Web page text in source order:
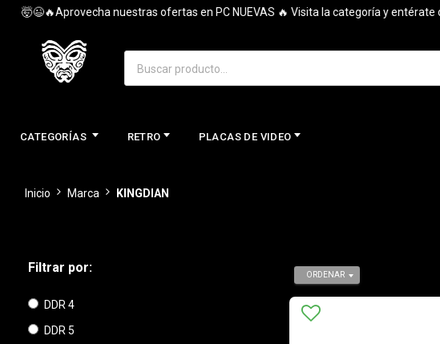
nuestras ofertas en PC NUEVAS 🔥 Visita la categoría y entérate de
CATEGORÍAS RETRO PLACAS DE VIDEO
Inicio Marca KINGDIAN
Filtrar por:
DDR 4
DDR 5
ORDENAR